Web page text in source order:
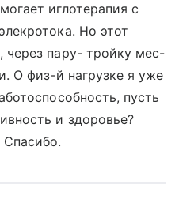
иглотерапия с
Но этот
пару- тройку мес-
О физ-й нагрузке я уже
пусть
и здоровье?